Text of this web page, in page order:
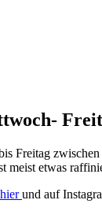
Freitag
etwas
hierund auf